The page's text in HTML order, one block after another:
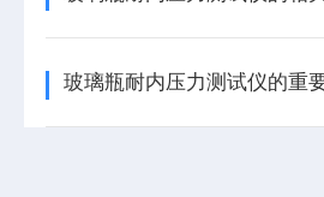
玻璃瓶耐内压力测试仪的重